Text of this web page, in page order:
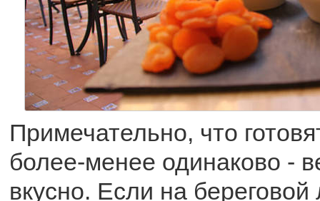
Примечательно, что
более-менее одинаково -
вкусно. Если на